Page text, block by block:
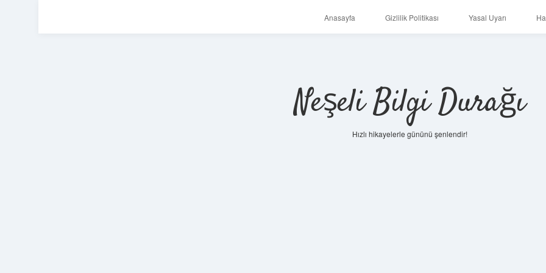
Anasayfa Gizlilik Politikası Yasal Uyarı
Neşeli Bilgi Durağı
Hızlı hikayelerle gününü şenlendir!